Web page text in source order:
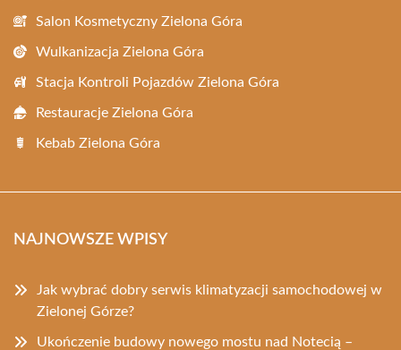
Salon Kosmetyczny Zielona Góra
Wulkanizacja Zielona Góra
Stacja Kontroli Pojazdów Zielona Góra
Restauracje Zielona Góra
Kebab Zielona Góra
NAJNOWSZE WPISY
Jak wybrać dobry serwis klimatyzacji samochodowej w
Zielonej Górze?
Ukończenie budowy nowego mostu nad Notecią –